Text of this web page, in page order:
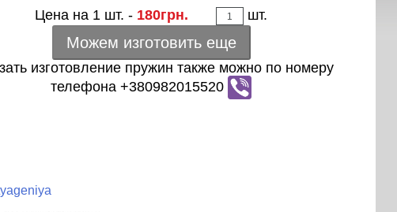
Цена на 1 шт. - 180грн. шт.
Можем изготовить еще
изготовление пружин также можно по номеру
телефона +380982015520